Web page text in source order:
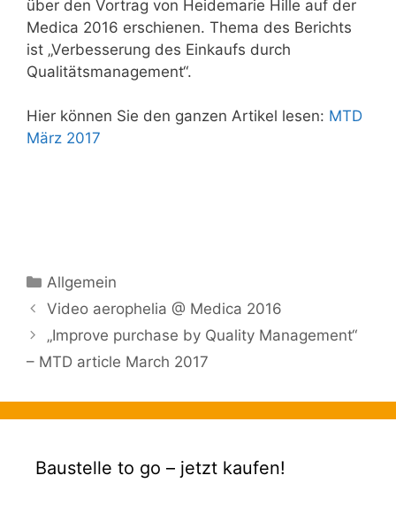
über den Vortrag von Heidemarie Hille auf der
Medica 2016 erschienen. Thema des Berichts
ist „Verbesserung des Einkaufs durch
Qualitätsmanagement“.
Hier können Sie den ganzen Artikel lesen: MTD
März 2017
Kategorien
Allgemein
Video aerophelia @ Medica 2016
„Improve purchase by Quality Management“
– MTD article March 2017
Baustelle to go – jetzt kaufen!